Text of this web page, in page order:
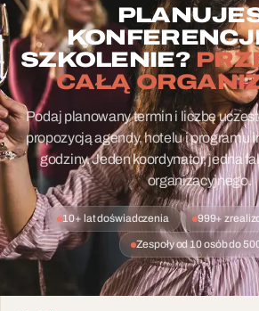
SZKOLENIE?
CAŁĄ
Podaj planowany termin i liczbę
propozycją agendy, hotelu i programu
godziny. Jeden koordynator, jedna
organizacyjnego.
10+ lat doświadczenia 999+
Zespoły od 10 osób do